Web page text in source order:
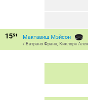
1551 Мактавиш Мэйсон
/ Ватрано Франк, Киллорн